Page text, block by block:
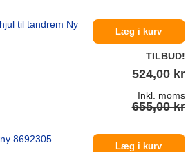
På lager
til tandrem Ny
Læg i kurv
TILBUD!
524,00 kr
Inkl. moms
655,00 kr
På lager
8692305
Læg i kurv